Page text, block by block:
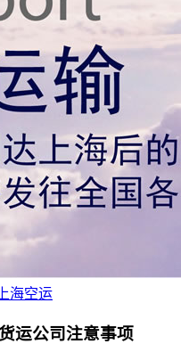
海空运
运公司注意事项